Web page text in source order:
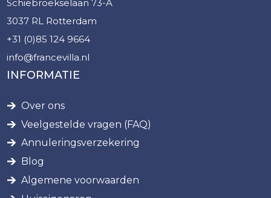
Schiebroekselaan 73-A
3037 RL Rotterdam
+31 (0)85 124 9664
info@francevilla.nl
INFORMATIE
Over ons
Veelgestelde vragen (FAQ)
Annuleringsverzekering
Blog
Algemene voorwaarden